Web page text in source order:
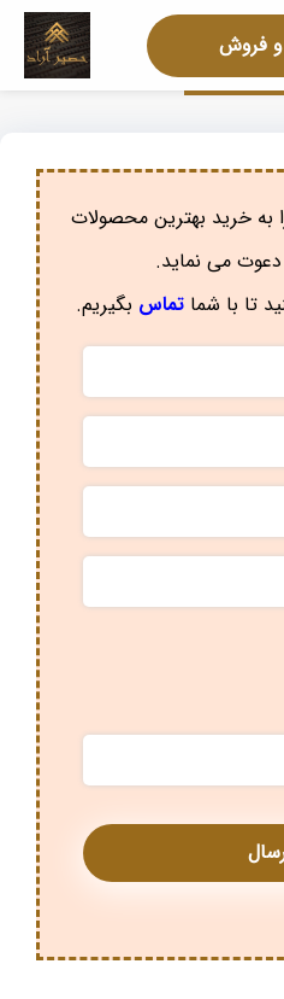
و فروش
به خرید بهترین محصولات
می نماید.
تا با شماتماس بگیریم.